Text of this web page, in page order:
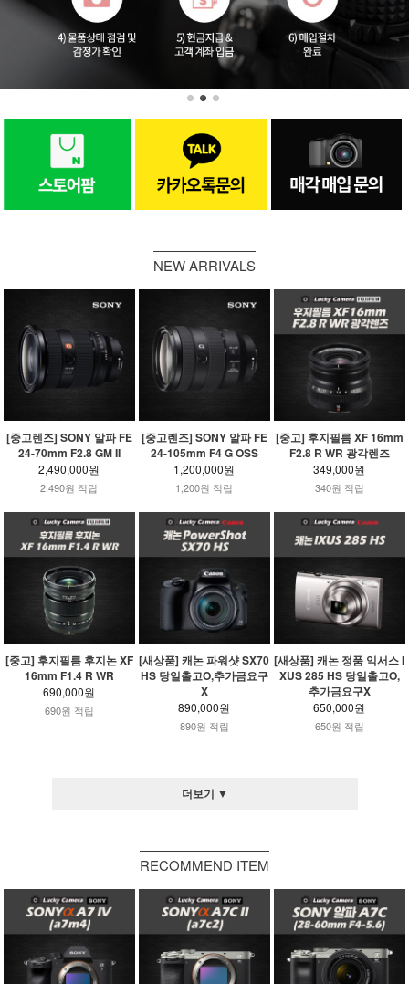
NEW ARRIVALS
[중고렌즈] SONY 알파 FE
24-70mm F2.8 GM II
2,490,000원
2,490원 적립
[중고렌즈] SONY 알파 FE
24-105mm F4 G OSS
1,200,000원
1,200원 적립
[중고] 후지필름 XF 16mm
F2.8 R WR 광각렌즈
349,000원
340원 적립
[중고] 후지필름 후지논 XF
16mm F1.4 R WR
690,000원
690원 적립
[새상품] 캐논 파워샷 SX70
HS 당일출고O,추가금요구
X
890,000원
890원 적립
[새상품] 캐논 정품 익서스 I
XUS 285 HS 당일출고O,
추가금요구X
650,000원
650원 적립
더보기 ▼
RECOMMEND ITEM